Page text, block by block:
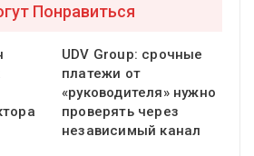
Понравиться
UDV Group: срочные
платежи от
«руководителя» нужно
проверять через
независимый канал